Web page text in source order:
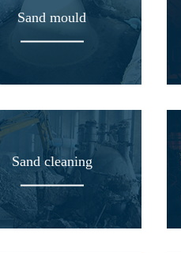
Sand mould
Sand cleaning